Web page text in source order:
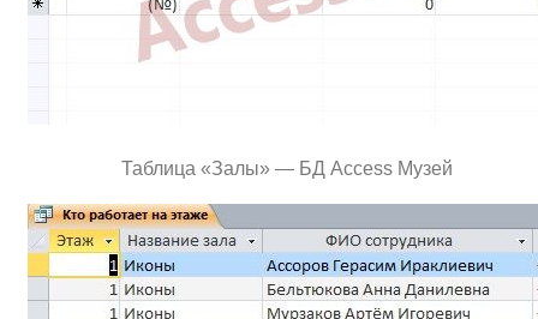
Таблица «Залы» — БД Access Музей